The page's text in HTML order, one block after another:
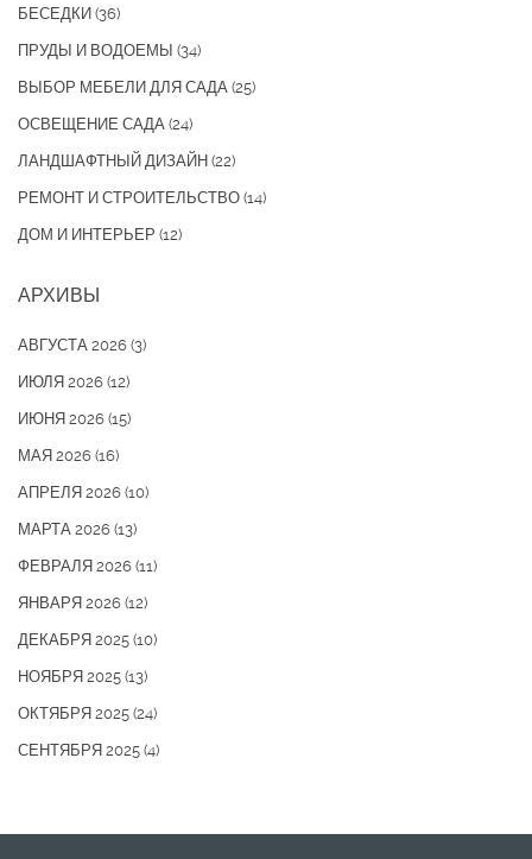
БЕСЕДКИ (36)
ПРУДЫ И ВОДОЕМЫ (34)
ВЫБОР МЕБЕЛИ ДЛЯ САДА (25)
ОСВЕЩЕНИЕ САДА (24)
ЛАНДШАФТНЫЙ ДИЗАЙН (22)
РЕМОНТ И СТРОИТЕЛЬСТВО (14)
ДОМ И ИНТЕРЬЕР (12)
АРХИВЫ
АВГУСТА 2026 (3)
ИЮЛЯ 2026 (12)
ИЮНЯ 2026 (15)
МАЯ 2026 (16)
АПРЕЛЯ 2026 (10)
МАРТА 2026 (13)
ФЕВРАЛЯ 2026 (11)
ЯНВАРЯ 2026 (12)
ДЕКАБРЯ 2025 (10)
НОЯБРЯ 2025 (13)
ОКТЯБРЯ 2025 (24)
СЕНТЯБРЯ 2025 (4)